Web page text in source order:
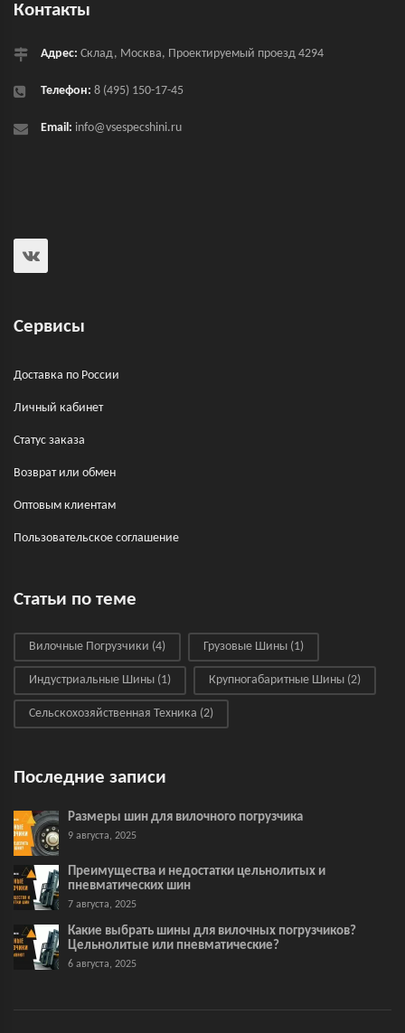
Контакты
Адрес: Склад, Москва, Проектируемый проезд 4294
Телефон: 8 (495) 150-17-45
Email: info@vsespecshini.ru
Сервисы
Доставка по России
Личный кабинет
Статус заказа
Возврат или обмен
Оптовым клиентам
Пользовательское соглашение
Статьи по теме
Вилочные Погрузчики (4) Грузовые Шины (1)
Индустриальные Шины (1) Крупногабаритные Шины (2)
Сельскохозяйственная Техника (2)
Последние записи
Размеры шин для вилочного погрузчика
9 августа, 2025
Преимущества и недостатки цельнолитых и
пневматических шин
7 августа, 2025
Какие выбрать шины для вилочных погрузчиков?
Цельнолитые или пневматические?
6 августа, 2025